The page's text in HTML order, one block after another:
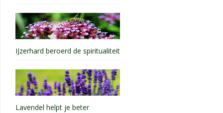
IJzerhard beroerd de spiritualiteit
Lavendel helpt je beter